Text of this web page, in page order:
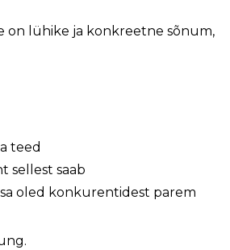
on lühike ja konkreetne sõnum,
teed
sellest saab
oled konkurentidest parem